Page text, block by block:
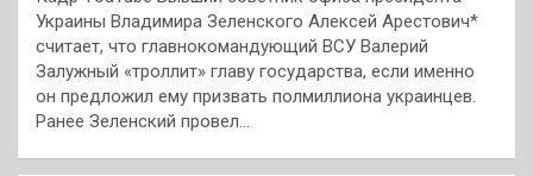
Украины Владимира Зеленского Алексей Арестович*
считает, что главнокомандующий ВСУ Валерий
Залужный «троллит» главу государства, если именно
он предложил ему призвать полмиллиона украинцев.
Ранее Зеленский провел…